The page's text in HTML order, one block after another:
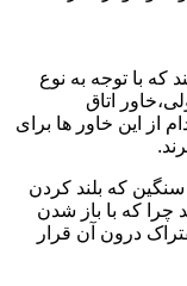
که با توجه به نوع
اتاق
از این خاور ها برای
که بلند کردن
که با باز شدن
درون آن قرار